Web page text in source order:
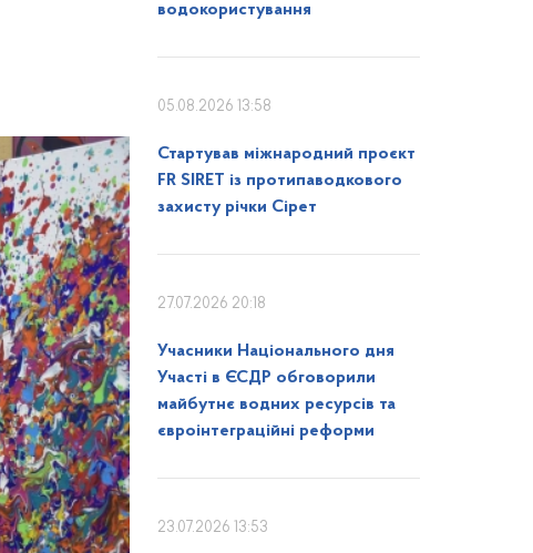
водокористування
05.08.2026 13:58
Стартував міжнародний проєкт
FR SIRET із протипаводкового
захисту річки Сірет
27.07.2026 20:18
Учасники Національного дня
Участі в ЄСДР обговорили
майбутнє водних ресурсів та
євроінтеграційні реформи
23.07.2026 13:53